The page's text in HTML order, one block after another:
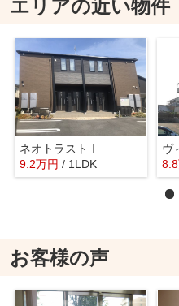
エリアの近い物件
ネオトラストⅠ
9.2万円 / 1LDK
ヴ
8.8
お客様の声